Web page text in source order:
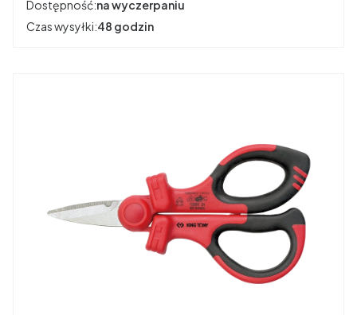
Dostępność:na wyczerpaniu
Czas wysyłki:48 godzin